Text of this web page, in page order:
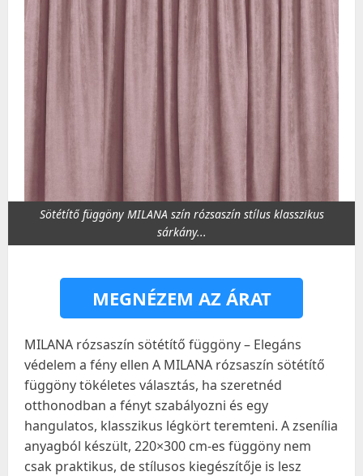
Sötétítő függöny MILANA szín rózsaszín stílus klasszikus
sárkány...
MEGNÉZEM AZ ÁRAT
MILANA rózsaszín sötétítő függöny – Elegáns
védelem a fény ellen A MILANA rózsaszín sötétítő
függöny tökéletes választás, ha szeretnéd
otthonodban a fényt szabályozni és egy
hangulatos, klasszikus légkört teremteni. A zsenília
anyagból készült, 220×300 cm-es függöny nem
csak praktikus, de stílusos kiegészítője is lesz